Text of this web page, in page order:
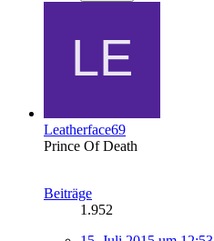
Leatherface69
Prince Of Death
Beiträge
1.952